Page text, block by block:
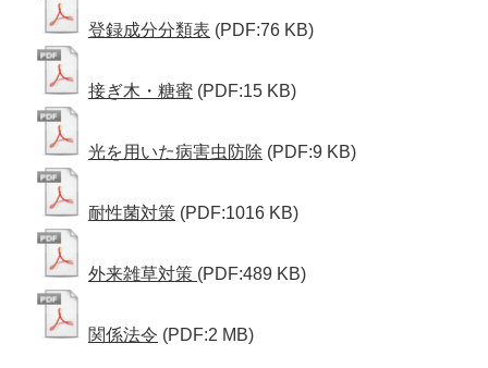
登録成分分類表 (PDF:76 KB)
接ぎ木・糖蜜 (PDF:15 KB)
光を用いた病害虫防除 (PDF:9 KB)
耐性菌対策 (PDF:1016 KB)
外来雑草対策 (PDF:489 KB)
関係法令 (PDF:2 MB)